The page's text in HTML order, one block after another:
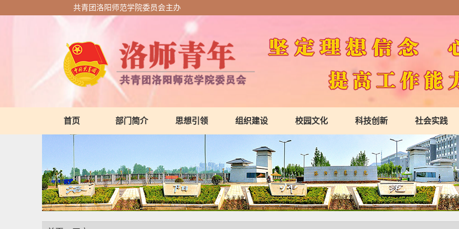
共青团洛阳师范学院委员会主办
首页 部门简介 思想引领 组织建设 校园文化 科技创新 社会实践